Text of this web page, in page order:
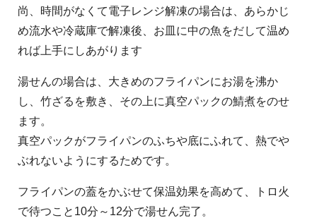
尚、時間がなくて電子レンジ解凍の場合は、あらかじ
め流水や冷蔵庫で解凍後、お皿に中の魚をだして温め
れば上手にしあがります
湯せんの場合は、大きめのフライパンにお湯を沸か
し、竹ざるを敷き、その上に真空パックの鯖煮をのせ
ます。
真空パックがフライパンのふちや底にふれて、熱でや
ぶれないようにするためです。
フライパンの蓋をかぶせて保温効果を高めて、トロ火
で待つこと10分～12分で湯せん完了。